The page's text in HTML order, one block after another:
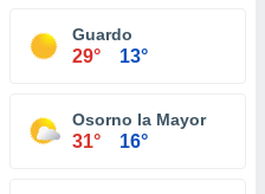
Guardo
29° 13°
Osorno la Mayor
31° 16°